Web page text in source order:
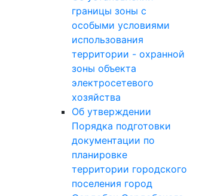
границы зоны с
особыми условиями
использования
территории - охранной
зоны объекта
электросетевого
хозяйства
Об утверждении
Порядка подготовки
документации по
планировке
территории городского
поселения город